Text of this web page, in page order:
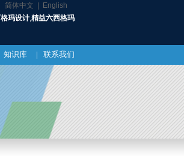
简体中文 |
English
玛设计,精益六西格玛
知识库 | 联系我们